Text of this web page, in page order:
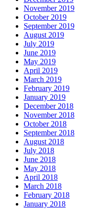
November 2019
October 2019
September 2019
August 2019
July 2019
June 2019
May 2019
April 2019
March 2019
February 2019
January 2019
December 2018
November 2018
October 2018
September 2018
August 2018
July 2018
June 2018
May 2018
April 2018
March 2018
February 2018
January 2018